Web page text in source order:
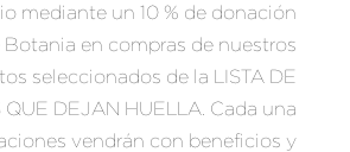
mediante un 10 % de donación
Botania en compras de nuestros
seleccionados de la LISTA DE
QUE DEJAN HUELLA. Cada una
vendrán con beneficios y